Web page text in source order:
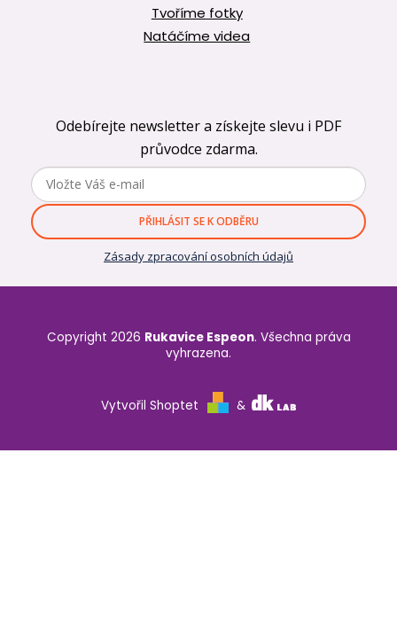
Tvoříme fotky
Natáčíme videa
Odebírejte newsletter a získejte slevu i PDF
průvodce zdarma.
PŘIHLÁSIT SE K ODBĚRU
Zásady zpracování osobních údajů
Vytvořil Shoptet &
Copyright 2026 Rukavice Espeon. Všechna práva
vyhrazena.